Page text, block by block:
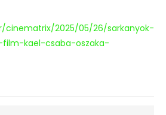
cinematrix/2025/05/26/sarkanyok-
kael-csaba-oszaka-